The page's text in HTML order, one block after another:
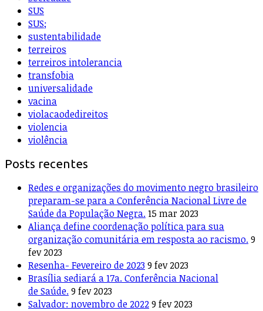
SUS
SUS;
sustentabilidade
terreiros
terreiros intolerancia
transfobia
universalidade
vacina
violacaodedireitos
violencia
violência
Posts recentes
Redes e organizações do movimento negro brasileiro
preparam-se para a Conferência Nacional Livre de
Saúde da População Negra.15 mar 2023
Aliança define coordenação política para sua
organização comunitária em resposta ao racismo.9
fev 2023
Resenha- Fevereiro de 2023 9 fev 2023
Brasília sediará a 17a. Conferência Nacional
de Saúde.9 fev 2023
Salvador: novembro de 20229 fev 2023